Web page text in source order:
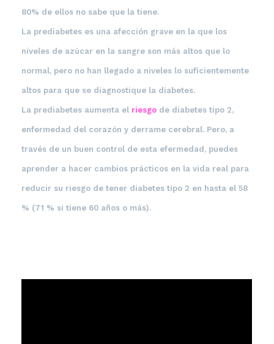
80% de ellos no sabe que la tiene.
La prediabetes es una afección grave en la que los
niveles de azúcar en la sangre son más altos que lo
normal, pero no han llegado a niveles lo suficientemente
altos para que se diagnostique la diabetes.
La prediabetes aumenta el riesgo de diabetes tipo 2,
enfermedad del corazón y derrame cerebral. Pero, a
través de un buen control de esta efermedad, puedes
aprender a hacer cambios prácticos en la vida real para
reducir su riesgo de tener diabetes tipo 2 en hasta el 58
% (71 % si tiene 60 años o más).